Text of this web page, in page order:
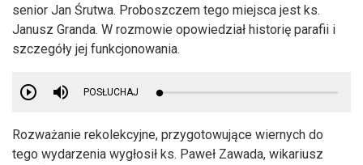
senior Jan Śrutwa. Proboszczem tego miejsca jest ks.
Janusz Granda. W rozmowie opowiedział historię parafii i
szczegóły jej funkcjonowania.
POSŁUCHAJ
Rozważanie rekolekcyjne, przygotowujące wiernych do
tego wydarzenia wygłosił ks. Paweł Zawada, wikariusz